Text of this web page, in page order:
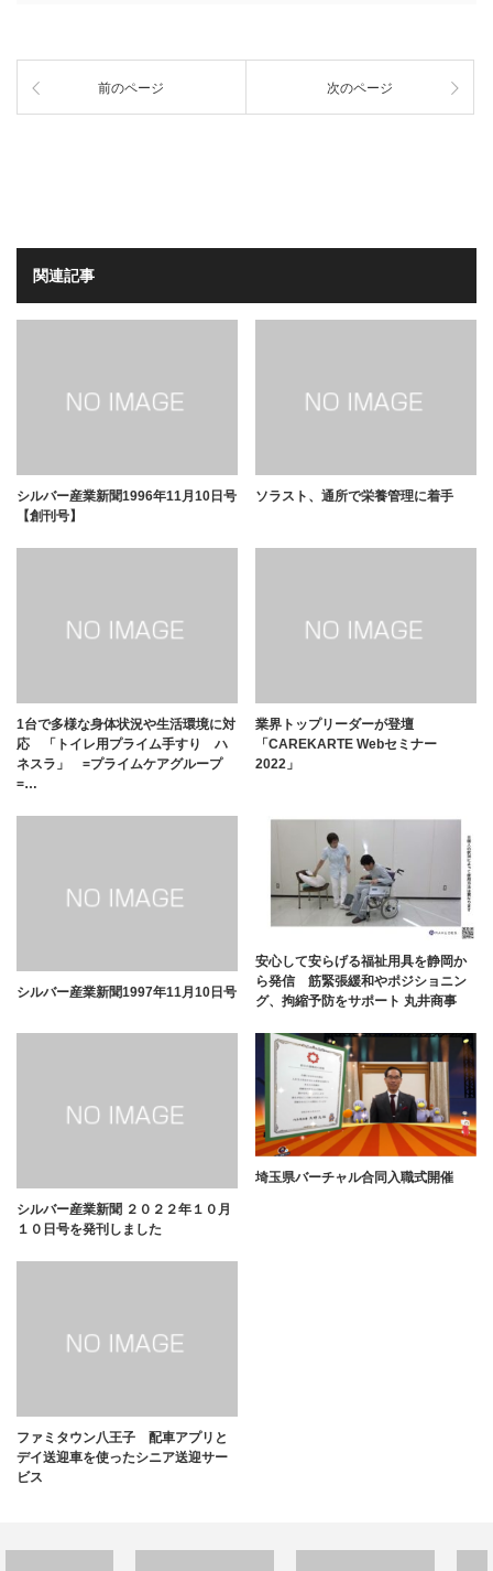
前のページ 次のページ
関連記事
シルバー産業新聞1996年11月10日号
【創刊号】
ソラスト、通所で栄養管理に着手
1台で多様な身体状況や生活環境に対
応 「トイレ用プライム手すり ハ
ネスラ」 =プライムケアグループ
=…
業界トップリーダーが登壇
「CAREKARTE Webセミナー
2022」
シルバー産業新聞1997年11月10日号
安心して安らげる福祉用具を静岡か
ら発信 筋緊張緩和やポジショニン
グ、拘縮予防をサポート 丸井商事
シルバー産業新聞 ２０２２年１０月
１０日号を発刊しました
埼玉県バーチャル合同入職式開催
ファミタウン八王子 配車アプリと
デイ送迎車を使ったシニア送迎サー
ビス